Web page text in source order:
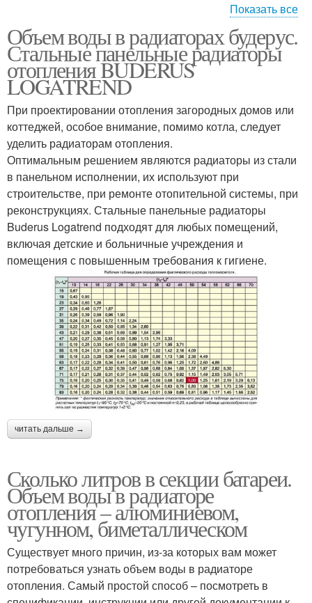
Воды в трубе Теплоноситель в трубе
Воды в радиатора Воды в радиаторе
Воды в металлической
батарее
Воды в стальном
радиаторе
Показать все
Объем воды в радиаторах будерус.
Стальные панельные радиаторы
отопления BUDERUS
LOGATREND
При проектировании отопления загородных домов или
коттеджей, особое внимание, помимо котла, следует
уделить радиаторам отопления.
Оптимальным решением являются радиаторы из стали
в панельном исполнении, их используют при
строительстве, при ремонте отопительной системы, при
реконструкциях. Стальные панельные радиаторы
Buderus Logatrend подходят для любых помещений,
включая детские и больничные учреждения и
помещения с повышенным требования к гигиене.
читать дальше →
Сколько литров в секции батареи.
Объем воды в радиаторе
отопления – алюминиевом,
чугунном, биметаллическом
Существует много причин, из-за которых вам может
потребоваться узнать объем воды в радиаторе
отопления. Самый простой способ – посмотреть в